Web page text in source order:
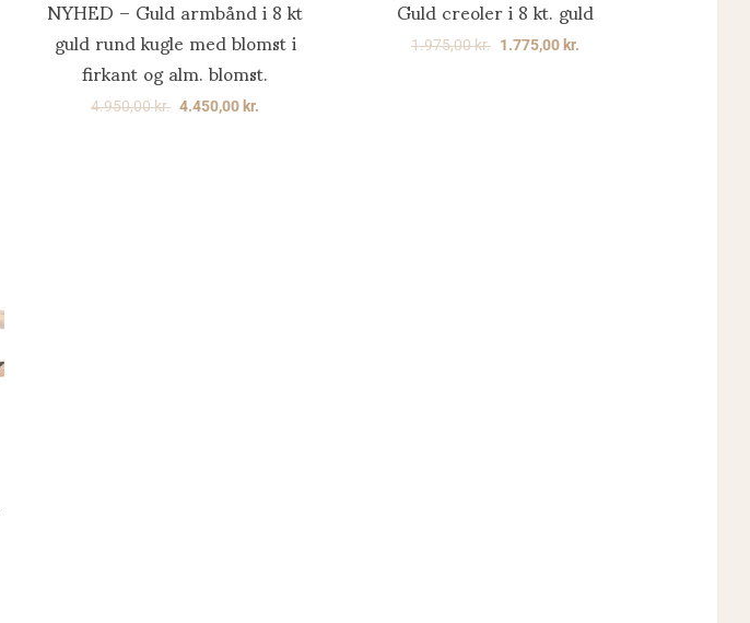
NYHED – Guld armbånd i 8 kt
guld rund kugle med blomst i
firkant og alm. blomst.
4.950,00kr. 4.450,00 kr.
Guld creoler i 8 kt. guld
1.975,00kr. 1.775,00 kr.